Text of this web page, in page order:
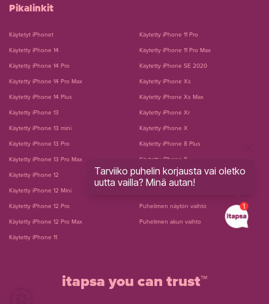
Pikalinkit
Käytetyt iPhonet
Käytetty iPhone 14
Käytetty iPhone 14 Pro
Käytetty iPhone 14 Pro Max
Käytetty iPhone 14 Plus
Käytetty iPhone 13
Käytetty iPhone 13 mini
Käytetty iPhone 13 Pro
Käytetty iPhone 13 Pro Max
Käytetty iPhone 12
Käytetty iPhone 12 Mini
Käytetty iPhone 12 Pro
Käytetty iPhone 12 Pro Max
Käytetty iPhone 11
Käytetty iPhone 11 Pro
Käytetty iPhone 11 Pro Max
Käytetty iPhone SE 2020
Käytetty iPhone Xs
Käytetty iPhone Xs Max
Käytetty iPhone Xr
Käytetty iPhone X
Käytetty iPhone 8 Plus
Käytetty iPhone 8
Käytetty iPhone 7 Plus
Puhelimen näytön vaihto
Puhelimen akun vaihto
itapsa you can trust™
Tarviiko puhelin korjausta vai oletko
uutta vailla? Minä autan!